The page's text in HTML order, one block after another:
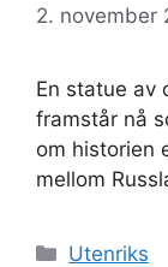
2. november
En statue av
framstår nå
om historien
mellom
Kategorier
Utenriks